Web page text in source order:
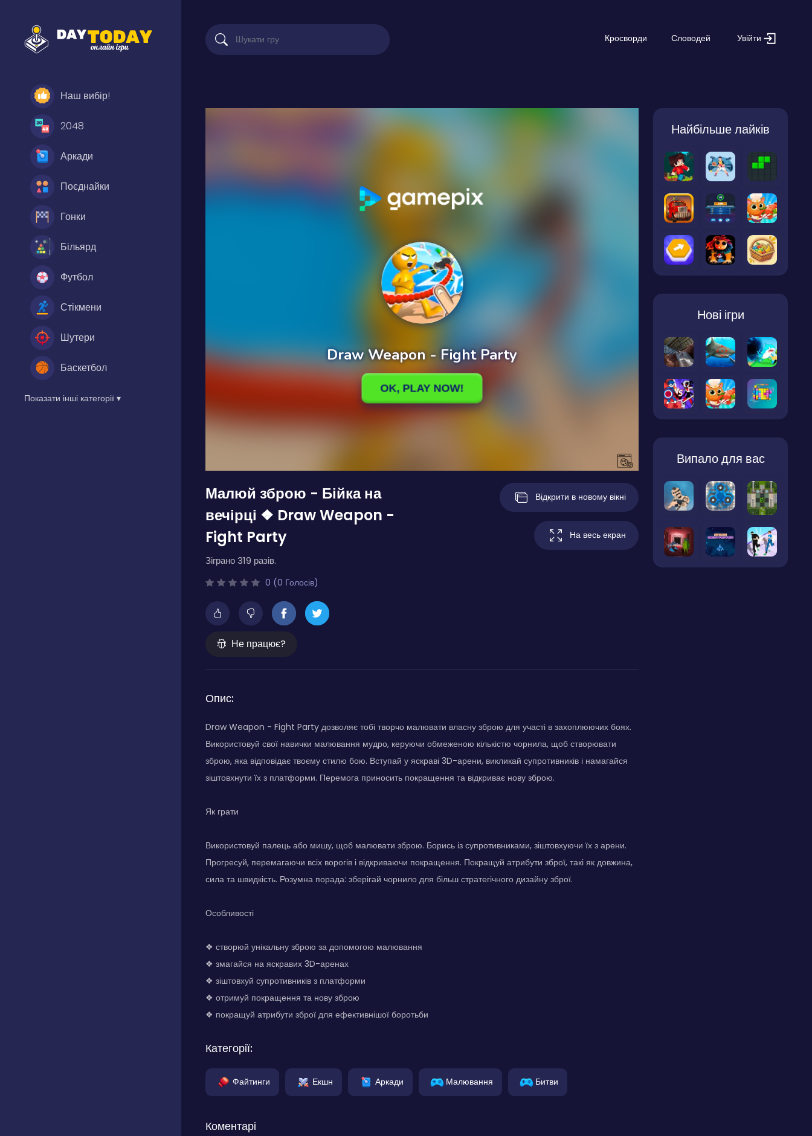
Наш вибір!
2048
Аркади
Поєднайки
Гонки
Більярд
Футбол
Стікмени
Шутери
Баскетбол
Показати інші категорії ▾
Кросворди Словодей Увійти
Малюй зброю - Бійка на
вечірці ❖ Draw Weapon -
Fight Party
Зіграно 319 разів.
0 (0 Голосів)
Не працює?
Відкрити в новому вікні
На весь екран
Опис:
Draw Weapon - Fight Party дозволяє тобі творчо малювати власну зброю для участі в захоплюючих боях.
Використовуй свої навички малювання мудро, керуючи обмеженою кількістю чорнила, щоб створювати
зброю, яка відповідає твоєму стилю бою. Вступай у яскраві 3D-арени, викликай супротивників і намагайся
зіштовхнути їх з платформи. Перемога приносить покращення та відкриває нову зброю.
Як грати
Використовуй палець або мишу, щоб малювати зброю. Борись із супротивниками, зіштовхуючи їх з арени.
Прогресуй, перемагаючи всіх ворогів і відкриваючи покращення. Покращуй атрибути зброї, такі як довжина,
сила та швидкість. Розумна порада: зберігай чорнило для більш стратегічного дизайну зброї.
Особливості
❖ створюй унікальну зброю за допомогою малювання
❖ змагайся на яскравих 3D-аренах
❖ зіштовхуй супротивників з платформи
❖ отримуй покращення та нову зброю
❖ покращуй атрибути зброї для ефективнішої боротьби
Категорії:
Файтинги Екшн Аркади Малювання Битви
Коментарі
Найбільше лайків
Нові ігри
Випало для вас